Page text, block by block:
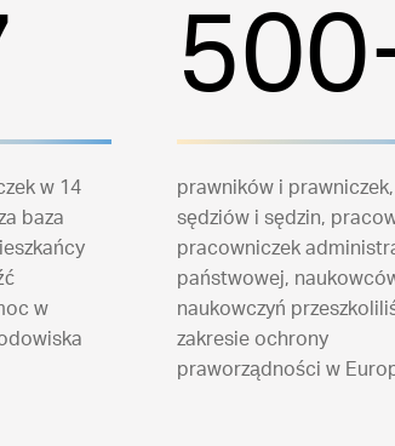
w 14
baza
w
prawników i prawniczek,
sędziów i sędzin,
pracowniczek
państwowej,
naukowczyń
zakresie ochrony
praworządności w